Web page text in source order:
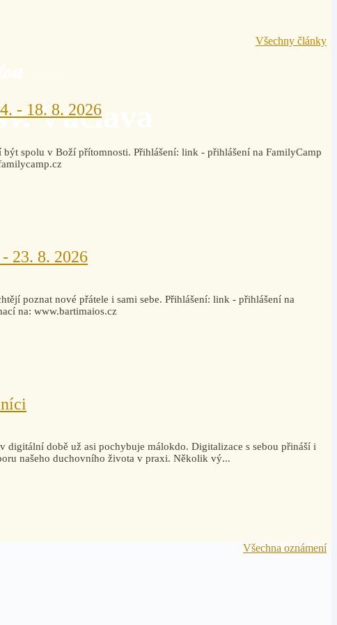
Václava
Všechny články
- 18. 8. 2026
být spolu v Boží přítomnosti. Přihlášení: link - přihlášení na FamilyCamp
23. 8. 2026
poznat nové přátele i sami sebe. Přihlášení: link - přihlášení na
na: www.bartimaios.cz
digitální době už asi pochybuje málokdo. Digitalizace s sebou přináší i
našeho duchovního života v praxi. Několik vý...
Všechna oznámení